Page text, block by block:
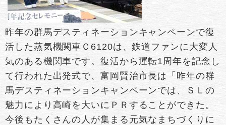
昨年の群馬デスティネーションキャンペーンで復
活した蒸気機関車Ｃ6120は、鉄道ファンに大変人
気のある機関車です。復活から運転1周年を記念し
て行われた出発式で、富岡賢治市長は「昨年の群
馬デスティネーションキャンペーンでは、ＳＬの
魅力により高崎を大いにＰＲすることができた。
今後もたくさんの人が集まる元気なまちづくりに